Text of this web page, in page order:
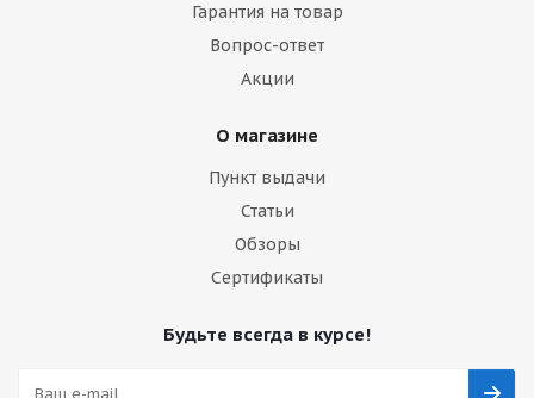
Гарантия на товар
Вопрос-ответ
Акции
О магазине
Пункт выдачи
Статьи
Обзоры
Сертификаты
Будьте всегда в курсе!